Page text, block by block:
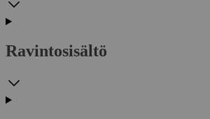
Ravintosisältö